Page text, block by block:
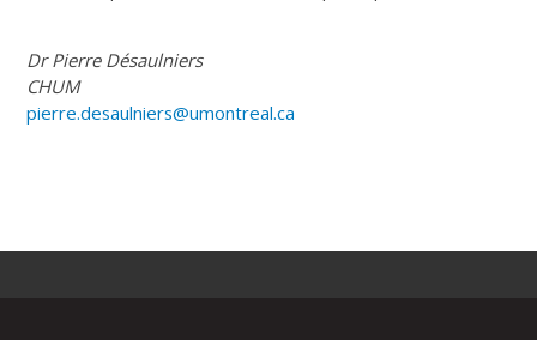
Dr Pierre Désaulniers
CHUM
pierre.desaulniers@umontreal.ca